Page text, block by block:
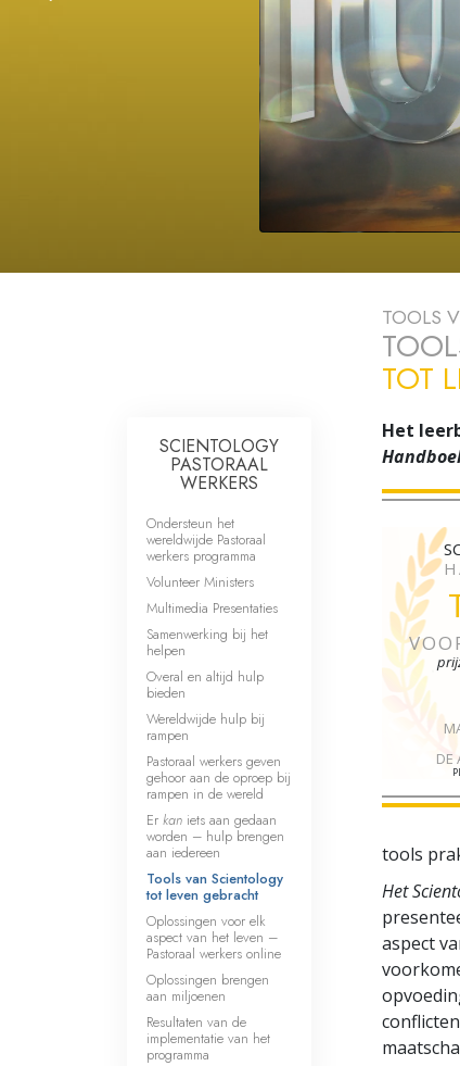
TOOLS
TOT
Het
DE
tools
Het
aspect
SCIENTOLOGY
PASTORAAL
WERKERS
Ondersteun het
wereldwijde Pastoraal
werkers programma
Volunteer Ministers
Multimedia Presentaties
Samenwerking bij het
helpen
Overal en altijd hulp
bieden
Wereldwijde hulp bij
rampen
Pastoraal werkers geven
gehoor aan de oproep bij
rampen in de wereld
Er kan iets aan gedaan
worden – hulp brengen
aan iedereen
Tools van Scientology
tot leven gebracht
Oplossingen voor elk
aspect van het leven –
Pastoraal werkers online
Oplossingen brengen
aan miljoenen
Resultaten van de
implementatie van het
programma